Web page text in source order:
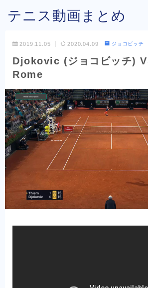
テニス動画まとめ
2019.11.05 2020.04.09 ジョコビッチ
Djokovic (ジョコビッチ)
Rome